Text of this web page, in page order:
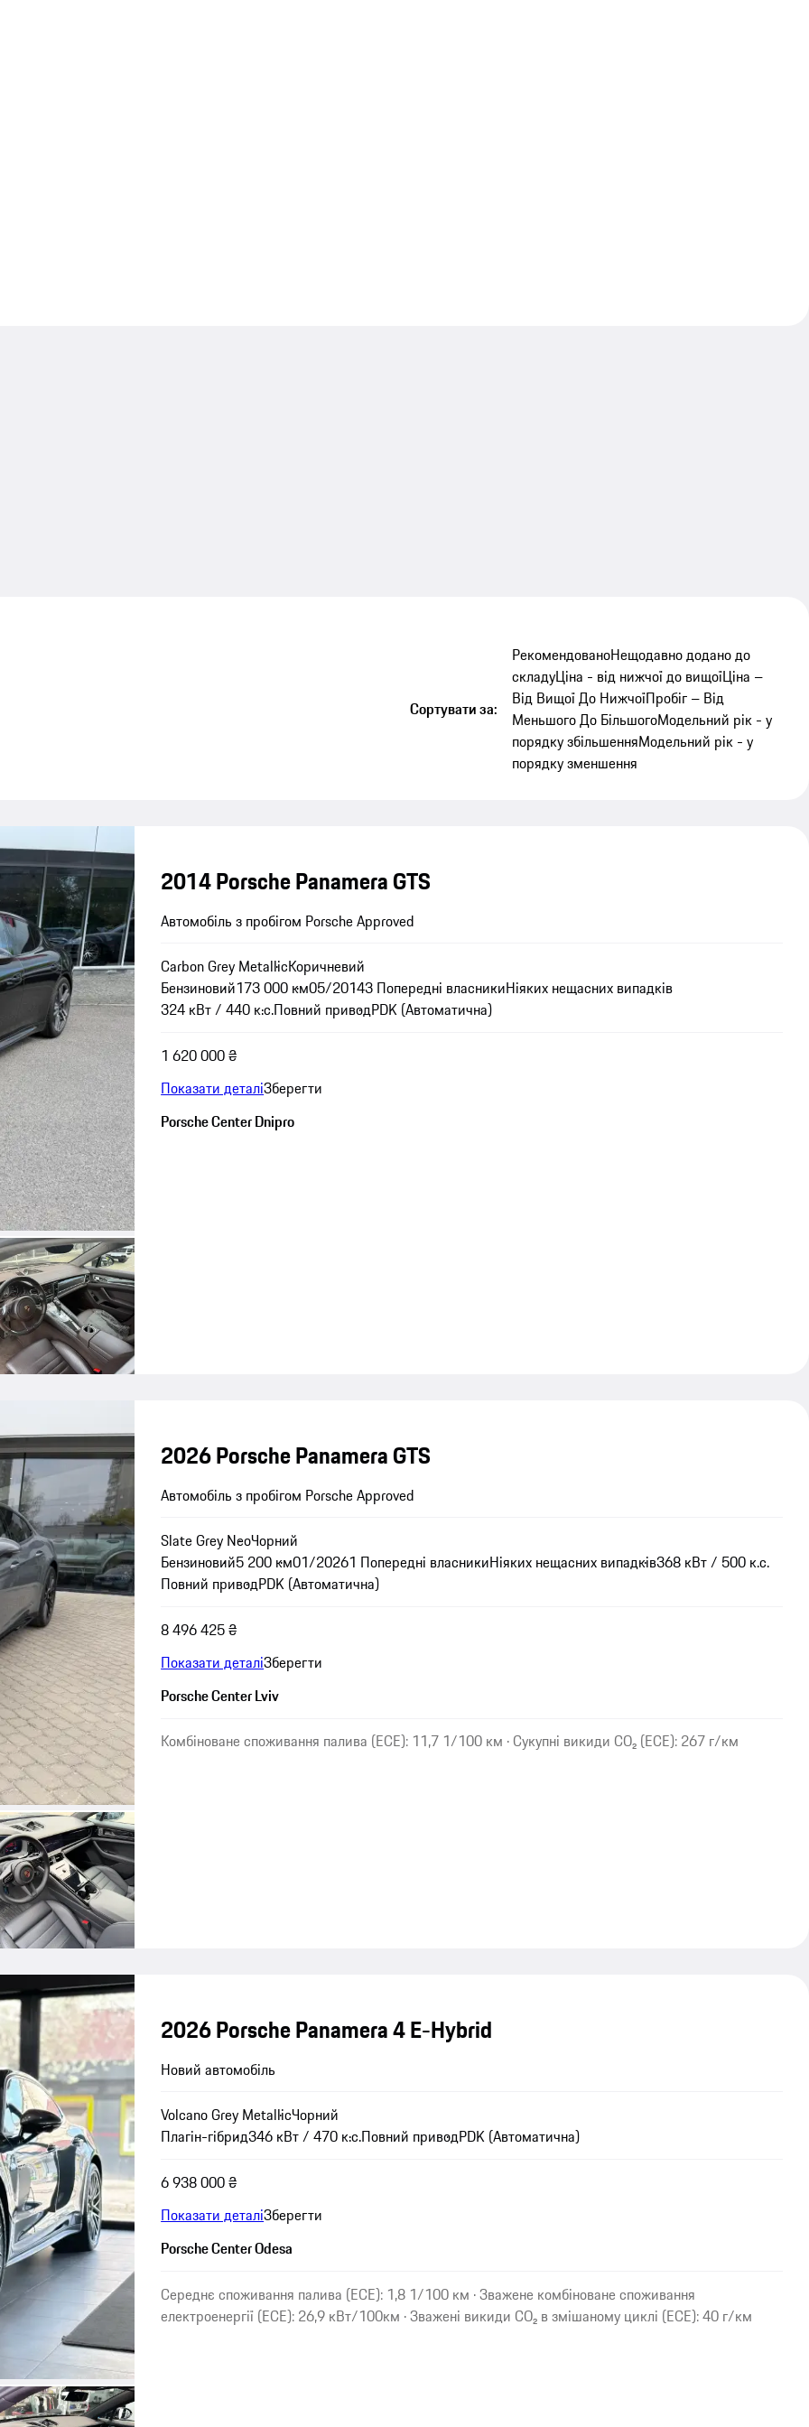
Сортувати за:
РекомендованоНещодавно додано до
складуЦіна - від нижчої до вищоїЦіна –
Від Вищої До НижчоїПробіг – Від
Меньшого До БільшогоМодельний рік - у
порядку збільшенняМодельний рік - у
порядку зменшення
2014 Porsche Panamera GTS
Автомобіль з пробігом Porsche Approved
Carbon Grey MetallicКоричневий
Бензиновий173 000 км05/20143 Попередні власникиНіяких нещасних випадків
324 кВт / 440 к.с.Повний приводPDK (Автоматична)
1 620 000 ₴
Показати деталіЗберегти
Porsche Center Dnipro
2026 Porsche Panamera GTS
Автомобіль з пробігом Porsche Approved
Slate Grey NeoЧорний
Бензиновий5 200 км01/20261 Попередні власникиНіяких нещасних випадків368 кВт / 500 к.с.
Повний приводPDK (Автоматична)
8 496 425 ₴
Показати деталіЗберегти
Porsche Center Lviv
Комбіноване споживання палива (ECE): 11,7 1/100 км · Сукупні викиди CO₂ (ECE): 267 г/км
2026 Porsche Panamera 4 E-Hybrid
Новий автомобіль
Volcano Grey MetallicЧорний
Плагін-гібрид346 кВт / 470 к.с.Повний приводPDK (Автоматична)
6 938 000 ₴
Показати деталіЗберегти
Porsche Center Odesa
Середнє споживання палива (ECE): 1,8 1/100 км · Зважене комбіноване споживання
електроенергії (ECE): 26,9 кВт/100км · Зважені викиди CO₂ в змішаному циклі (ECE): 40 г/км